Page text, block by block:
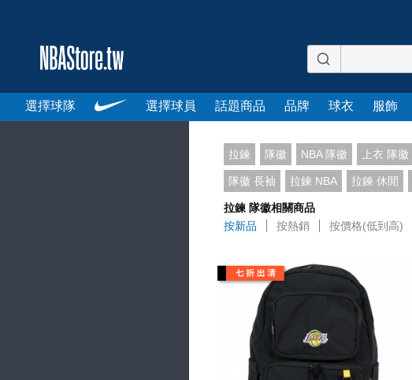
選擇球隊 選擇球員 話題商品 品牌 球衣 服飾
拉鍊 隊徽 NBA 隊徽 上衣 隊徽
隊徽 長袖 拉鍊 NBA 拉鍊 休閒
拉鍊 隊徽相關商品
按新品
按熱銷 按價格(低到高)